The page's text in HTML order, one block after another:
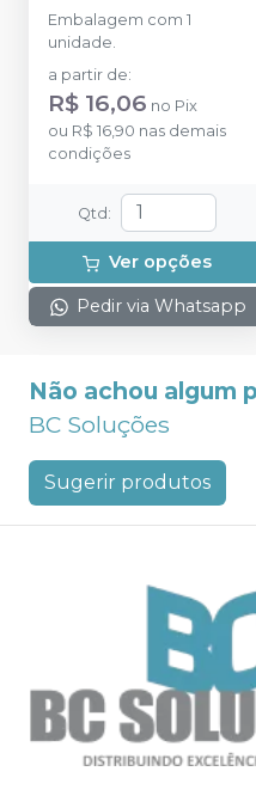
Embalagem com 1
unidade.
a partir de:
R$ 16,06 no Pix
ou R$ 16,90 nas demais
condições
Qtd:
Ver opções
Pedir via Whatsapp
Não achou algum
BC Soluções
Sugerir produtos